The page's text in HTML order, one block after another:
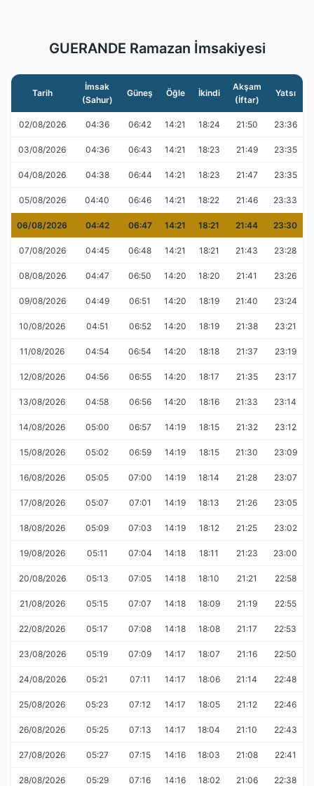
GUERANDE Ramazan İmsakiyesi
Tarih
İmsak
(Sahur)
Güneş Öğle İkindi
Akşam
(İftar)
Yatsı
02/08/2026 04:36 06:42 14:21 18:24 21:50 23:36
03/08/2026 04:36 06:43 14:21 18:23 21:49 23:35
04/08/2026 04:38 06:44 14:21 18:23 21:47 23:35
05/08/2026 04:40 06:46 14:21 18:22 21:46 23:33
06/08/2026 04:42 06:47 14:21 18:21 21:44 23:30
07/08/2026 04:45 06:48 14:21 18:21 21:43 23:28
08/08/2026 04:47 06:50 14:20 18:20 21:41 23:26
09/08/2026 04:49 06:51 14:20 18:19 21:40 23:24
10/08/2026 04:51 06:52 14:20 18:19 21:38 23:21
11/08/2026 04:54 06:54 14:20 18:18 21:37 23:19
12/08/2026 04:56 06:55 14:20 18:17 21:35 23:17
13/08/2026 04:58 06:56 14:20 18:16 21:33 23:14
14/08/2026 05:00 06:57 14:19 18:15 21:32 23:12
15/08/2026 05:02 06:59 14:19 18:15 21:30 23:09
16/08/2026 05:05 07:00 14:19 18:14 21:28 23:07
17/08/2026 05:07 07:01 14:19 18:13 21:26 23:05
18/08/2026 05:09 07:03 14:19 18:12 21:25 23:02
19/08/2026 05:11 07:04 14:18 18:11 21:23 23:00
20/08/2026 05:13 07:05 14:18 18:10 21:21 22:58
21/08/2026 05:15 07:07 14:18 18:09 21:19 22:55
22/08/2026 05:17 07:08 14:18 18:08 21:17 22:53
23/08/2026 05:19 07:09 14:17 18:07 21:16 22:50
24/08/2026 05:21 07:11 14:17 18:06 21:14 22:48
25/08/2026 05:23 07:12 14:17 18:05 21:12 22:46
26/08/2026 05:25 07:13 14:17 18:04 21:10 22:43
27/08/2026 05:27 07:15 14:16 18:03 21:08 22:41
28/08/2026 05:29 07:16 14:16 18:02 21:06 22:38